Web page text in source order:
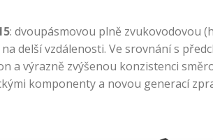
: dvoupásmovou plně zvukovodovou
delší vzdálenosti. Ve srovnání s
a výrazně zvýšenou konzistenci
komponenty a novou generací